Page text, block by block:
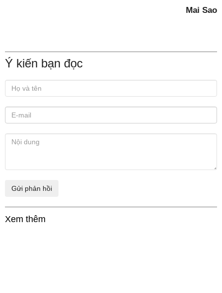
Mai Sao
Ý kiến bạn đọc
Xem thêm